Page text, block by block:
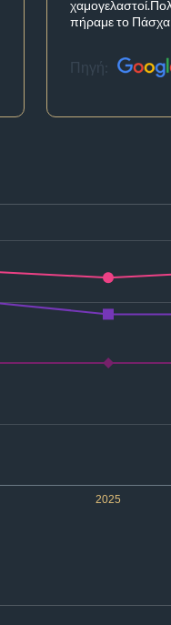
πήραμε το Πάσχα
Πηγή:
2025